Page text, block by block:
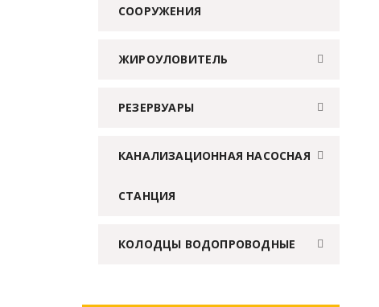
СООРУЖЕНИЯ
ЖИРОУЛОВИТЕЛЬ
РЕЗЕРВУАРЫ
КАНАЛИЗАЦИОННАЯ НАСОСНАЯ
СТАНЦИЯ
КОЛОДЦЫ ВОДОПРОВОДНЫЕ